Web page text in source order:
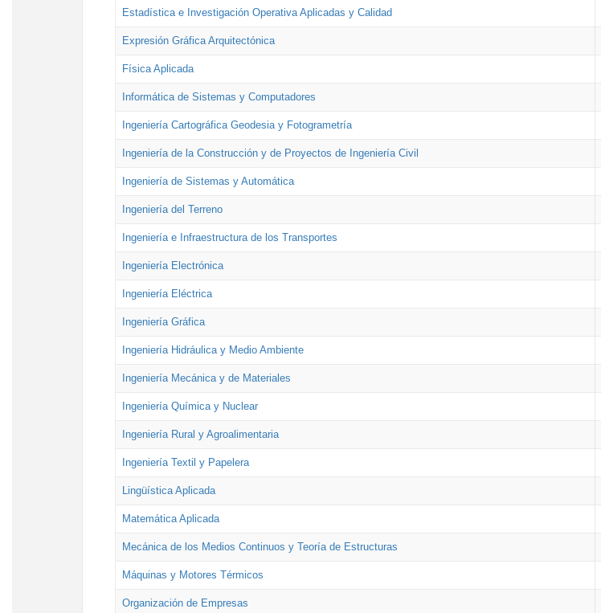
Estadística e Investigación Operativa Aplicadas y Calidad
Expresión Gráfica Arquitectónica
Física Aplicada
Informática de Sistemas y Computadores
Ingeniería Cartográfica Geodesia y Fotogrametría
Ingeniería de la Construcción y de Proyectos de Ingeniería Civil
Ingeniería de Sistemas y Automática
Ingeniería del Terreno
Ingeniería e Infraestructura de los Transportes
Ingeniería Electrónica
Ingeniería Eléctrica
Ingeniería Gráfica
Ingeniería Hidráulica y Medio Ambiente
Ingeniería Mecánica y de Materiales
Ingeniería Química y Nuclear
Ingeniería Rural y Agroalimentaria
Ingeniería Textil y Papelera
Lingüística Aplicada
Matemática Aplicada
Mecánica de los Medios Continuos y Teoría de Estructuras
Máquinas y Motores Térmicos
Organización de Empresas